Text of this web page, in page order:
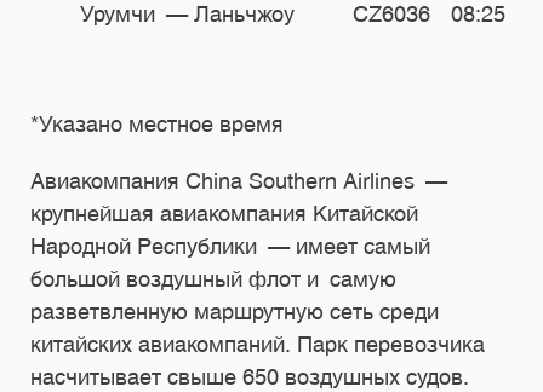
Урумчи — Ланьчжоу CZ6036 08:25
*Указано местное время
Авиакомпания China Southern Airlines —
крупнейшая авиакомпания Китайской
Народной Республики — имеет самый
большой воздушный флот и самую
разветвленную маршрутную сеть среди
китайских авиакомпаний. Парк перевозчика
насчитывает свыше 650 воздушных судов.